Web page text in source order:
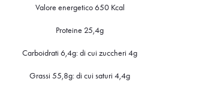
Valore energetico 650 Kcal
Proteine 25,4g
Carboidrati 6,4g: di cui zuccheri 4g
Grassi 55,8g: di cui saturi 4,4g